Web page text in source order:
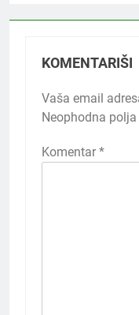
KOMENTARIŠI
Vaša email
Neophodna
Komentar *